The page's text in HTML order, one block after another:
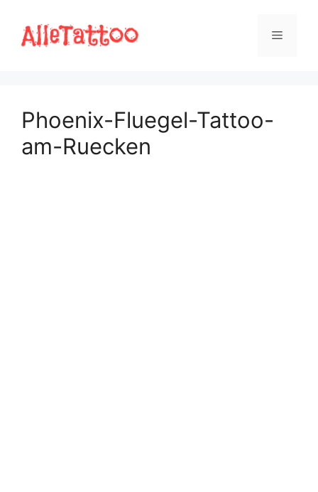
Inhalt
springen
Menü
Phoenix-Fluegel-Tattoo-
am-Ruecken